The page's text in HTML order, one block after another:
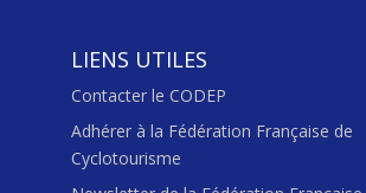
LIENS UTILES
Contacter le CODEP
Adhérer à la Fédération Française de
Cyclotourisme